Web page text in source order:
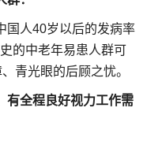
国人40岁以后的发病率
的中老年易患人群可
青光眼的后顾之忧。
有全程良好视力工作需